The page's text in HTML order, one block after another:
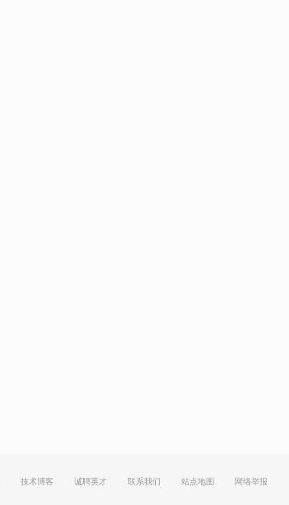
技术博客 诚聘英才 联系我们 站点地图 网络举报